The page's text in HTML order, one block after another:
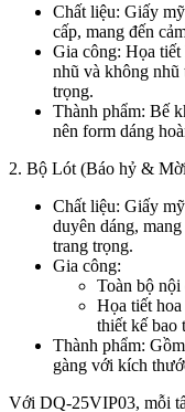
Chất liệu: Giấy
cấp, mang đến
Gia công: Họa
nhũ và không nhũ
trọng.
Thành phẩm: Bế
nên form dáng
2. Bộ Lót (Báo hỷ &
Chất liệu: Giấy
duyên dáng,
trang trọng.
Gia công:
Toàn bộ nội
Họa tiết
thiết kế bao
Thành phẩm:
gàng với kích
Với DQ-25VIP03, mỗi